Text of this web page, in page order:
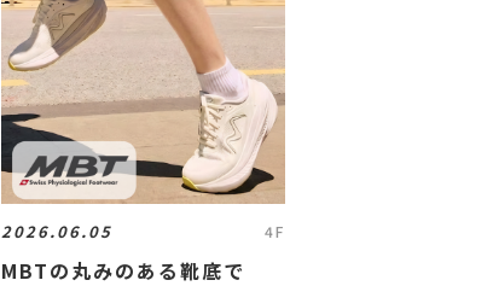
2026.06.05 4F
MBTの丸みのある靴底で